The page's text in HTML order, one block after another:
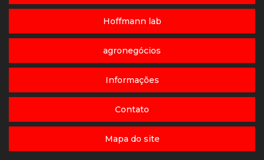
Hoffmann lab
agronegócios
Informações
Contato
Mapa do site